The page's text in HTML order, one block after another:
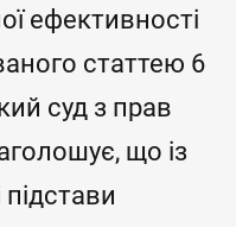
ефективності
статтею 6
суд з прав
що із